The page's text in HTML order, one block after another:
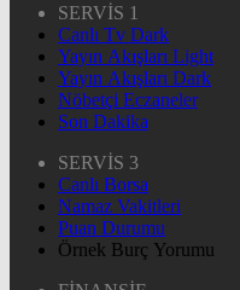
SERVİS 1
Canlı Tv Dark
Yayın Akışları Light
Yayın Akışları Dark
Nöbetçi Eczaneler
Son Dakika
SERVİS 3
Canlı Borsa
Namaz Vakitleri
Puan Durumu
Örnek Burç Yorumu